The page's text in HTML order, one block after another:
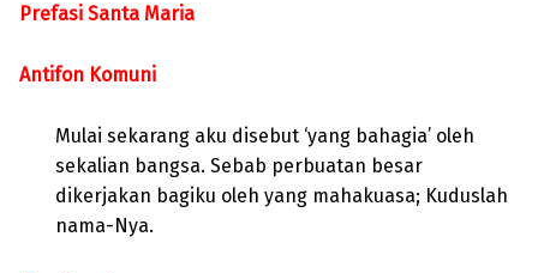
Prefasi Santa Maria
Antifon Komuni
Mulai sekarang aku disebut ‘yang bahagia’ oleh
sekalian bangsa. Sebab perbuatan besar
dikerjakan bagiku oleh yang mahakuasa; Kuduslah
nama-Nya.